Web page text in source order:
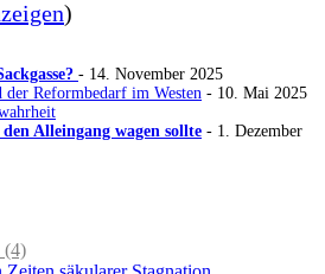
)
- 14. November 2025
Reformbedarf im Westen - 10. Mai 2025
Alleingang wagen sollte - 1. Dezember
(4)